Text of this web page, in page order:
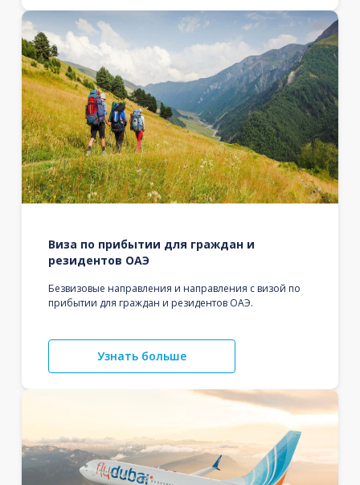
Виза по прибытии для граждан и
резидентов ОАЭ
Безвизовые направления и направления с визой по
прибытии для граждан и резидентов ОАЭ.
Узнать больше